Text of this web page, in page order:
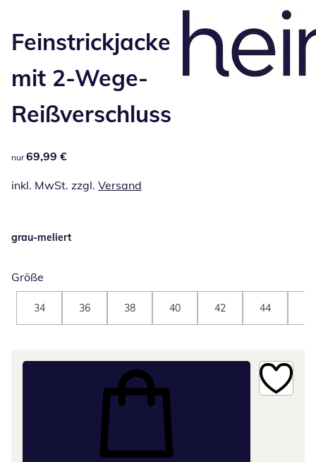
Feinstrickjacke
mit 2-Wege-
Reißverschluss
69,99 €
nur 69,99 €
inkl. MwSt. zzgl. Versand
grau-meliert
Größe
34 36 38 40 42 44